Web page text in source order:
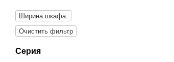
Ширина шкафа:
Очистить фильтр
Серия